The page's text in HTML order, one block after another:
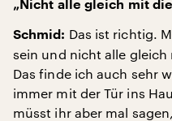
„Nicht alle gleich mit
Schmid: Das ist richtig.
sein und nicht alle gleich
Das finde ich auch sehr
immer mit der Tür ins
müsst ihr aber mal